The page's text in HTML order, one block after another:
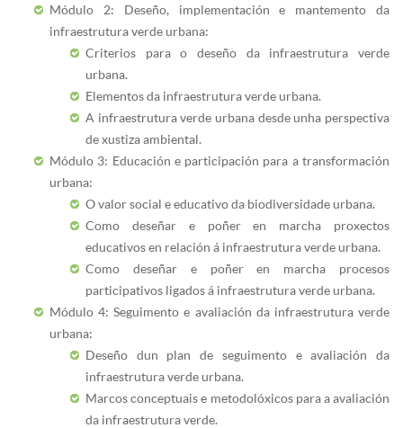
Módulo 2: Deseño, implementación e mantemento da
infraestrutura verde urbana:
Criterios para o deseño da infraestrutura verde
urbana.
Elementos da infraestrutura verde urbana.
A infraestrutura verde urbana desde unha perspectiva
de xustiza ambiental.
Módulo 3: Educación e participación para a transformación
urbana:
O valor social e educativo da biodiversidade urbana.
Como deseñar e poñer en marcha proxectos
educativos en relación á infraestrutura verde urbana.
Como deseñar e poñer en marcha procesos
participativos ligados á infraestrutura verde urbana.
Módulo 4: Seguimento e avaliación da infraestrutura verde
urbana:
Deseño dun plan de seguimento e avaliación da
infraestrutura verde urbana.
Marcos conceptuais e metodolóxicos para a avaliación
da infraestrutura verde.